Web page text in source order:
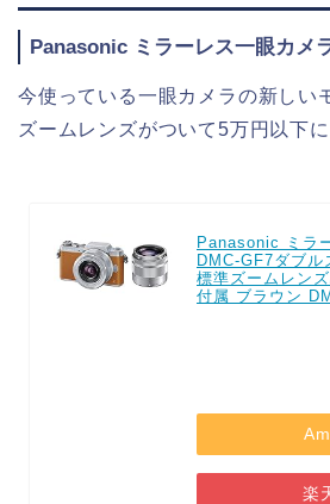
Panasonic ミラーレス一眼カメ
今使っている一眼カメラの新しい
ズームレンズがついて5万円以下に
Panasonic ミラ
DMC-GF7ダブル
標準ズームレン
付属 ブラウン
楽